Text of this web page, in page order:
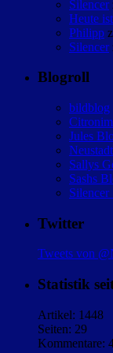
Silencer
Heute
Philipp
Silencer
Blogroll
bildblog
Jules
Sallys
Sashs
Silencer
Twitter
Tweets von
Statistik
Artikel: 1448
Seiten: 29
Kommentare: